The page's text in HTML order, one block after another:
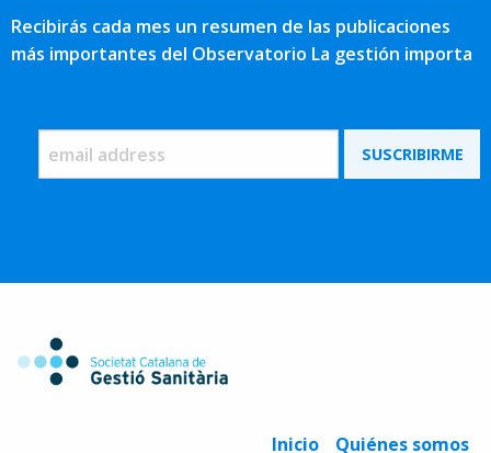
Recibirás cada mes un resumen de las publicaciones
más importantes del Observatorio La gestión importa
Inicio Quiénes somos